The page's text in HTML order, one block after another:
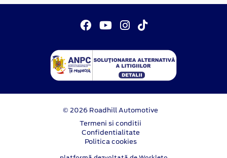
© 2026 Roadhill Automotive
Termeni si conditii
Confidentialitate
Politica cookies